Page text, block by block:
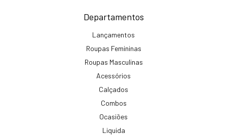
Departamentos
Lançamentos
Roupas Femininas
Roupas Masculinas
Acessórios
Calçados
Combos
Ocasiões
Liquida